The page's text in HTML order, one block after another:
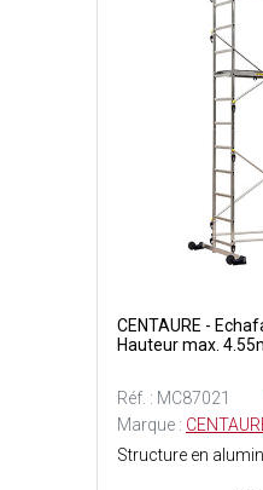
CENTAURE -
Hauteur max.
Réf. : MC87021
Marque :